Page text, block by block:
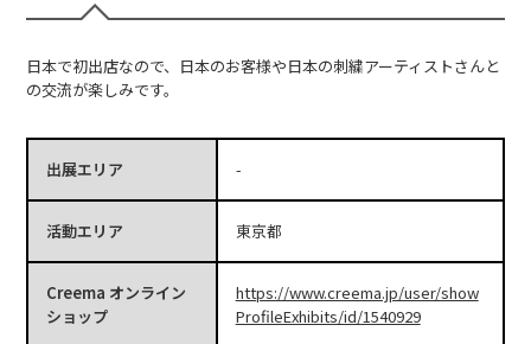
日本で初出店なので、日本のお客様や日本の刺繍アーティストさんと
の交流が楽しみです。
出展エリア -
活動エリア 東京都
Creema オンライン
ショップ
https://www.creema.jp/user/show
ProfileExhibits/id/1540929